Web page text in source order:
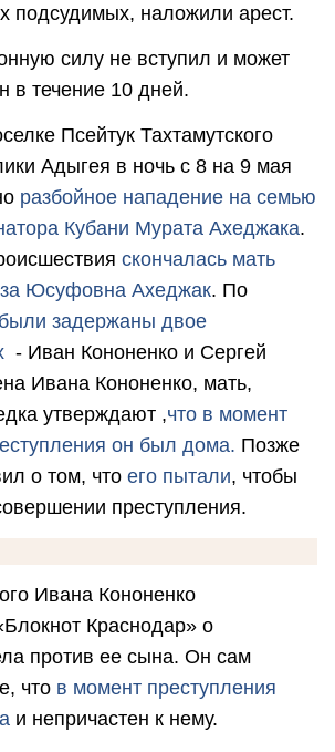
подсудимых, наложили арест.
силу не вступил и может
в течение 10 дней.
Псейтук Тахтамутского
Адыгея в ночь с 8 на 9 мая
разбойное нападение на семью
Кубани Мурата Ахеджака.
скончалась мать
Юсуфовна Ахеджак. По
были задержаны двое
- Иван Кононенко и Сергей
Ивана Кононенко, мать,
утверждают ,что в момент
он был дома. Позже
о том, что его пытали, чтобы
преступления.
Ивана Кононенко
Краснодар» о
против ее сына. Он сам
что в момент преступления
а и непричастен к нему.